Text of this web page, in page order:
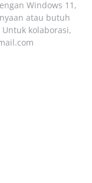
Windows 11,
atau butuh
Untuk kolaborasi,